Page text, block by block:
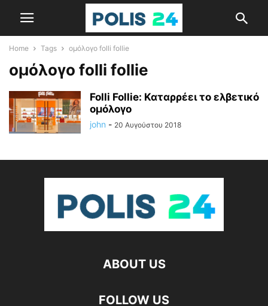
Home Tags ομόλογο folli follie
ομόλογο folli follie
Folli Follie: Καταρρέει το ελβετικό
ομόλογο
john - 20 Αυγούστου 2018
ABOUT US
FOLLOW US